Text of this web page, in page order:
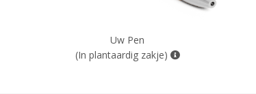
Uw Pen
(In plantaardig zakje)